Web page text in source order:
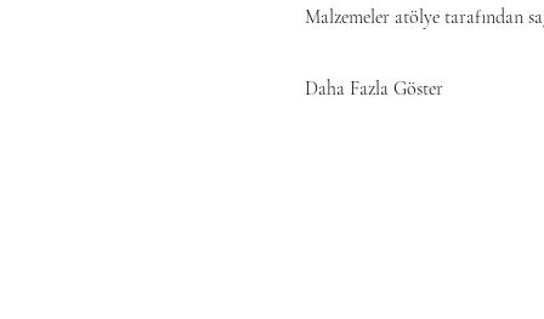
Malzemeler atölye tarafından
Daha Fazla Göster